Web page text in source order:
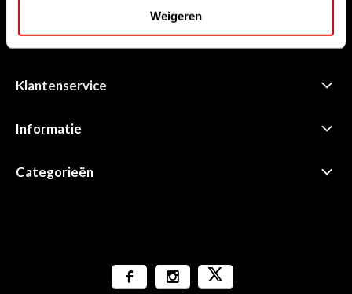
Weigeren
sales@golfdriver.nl
Klantenservice
Informatie
Categorieën